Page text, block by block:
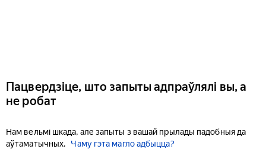
Пацвердзіце, што запыты адпраўлялі вы, а
не робат
Нам вельмі шкада, але запыты з вашай прылады падобныя да
аўтаматычных.
Чаму гэта магло адбыцца?